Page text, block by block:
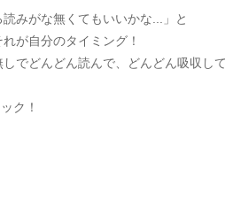
みがな無くてもいいかな...」と
が自分のタイミング！
でどんどん読んで、どんどん吸収し
ク！